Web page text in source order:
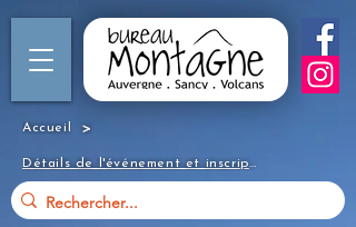
Accueil >
Détails de l'événement et inscription